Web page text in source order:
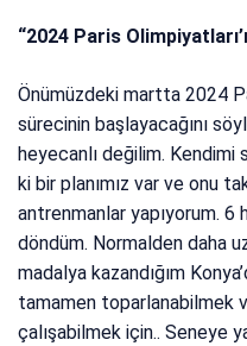
“2024 Paris
Önümüzdeki martta 2024
sürecinin başlayacağını
heyecanlı değilim. Kendimi
ki bir planımız var ve onu
antrenmanlar yapıyorum.
döndüm. Normalden daha
madalya kazandığım
tamamen toparlanabilmek
çalışabilmek için.. Seneye